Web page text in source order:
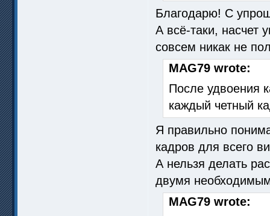
Благодарю! С
А всё-таки, насчет
совсем никак не
MAG79 wrote:
После удвоения
каждый четный
Я правильно
кадров для всего
А нельзя делать
двумя
MAG79 wrote: